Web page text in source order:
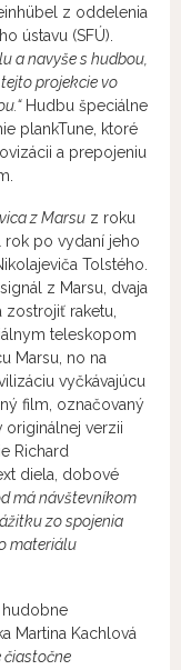
z oddelenia
ústavu (SFÚ).
a navyše s hudbou,
projekcie vo
Hudbu špeciálne
plankTune, ktoré
a prepojeniu
z Marsu z roku
rok po vydaní jeho
Tolstého.
z Marsu, dvaja
raketu,
teleskopom
Marsu, no na
vyčkávajúcu
film, označovaný
originálnej verzii
Richard
diela, dobové
má návštevníkom
zo spojenia
materiálu
hudobne
Martina Kachlová
čiastočne